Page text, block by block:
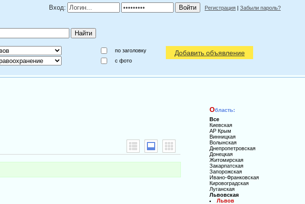
Вход: Регистрация | Забыли пароль?
по заголовку
c фото
Добавить объявление
Область:
Все
Киевская
АР Крым
Винницкая
Волынская
Днепропетровская
Донецкая
Житомирская
Закарпатская
Запорожская
Ивано-Франковская
Кировоградская
Луганская
Львовская
Львов